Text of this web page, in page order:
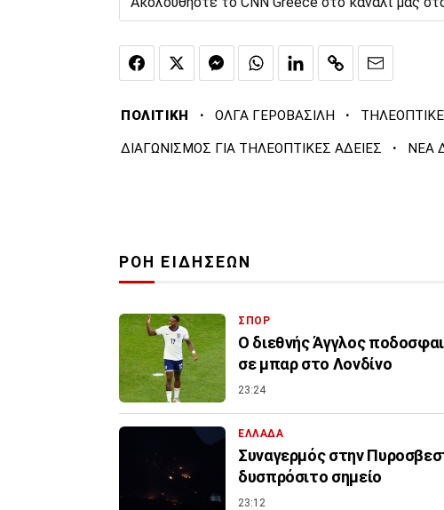
ΠΟΛΙΤΙΚΗ · ΟΛΓΑ ΓΕΡΟΒΑΣΙΛΗ ·
ΔΙΑΓΩΝΙΣΜΟΣ ΓΙΑ ΤΗΛΕΟΠΤΙΚΕΣ ΑΔΕΙΕΣ · ΝΕΑ
ΡΟΗ ΕΙΔΗΣΕΩΝ
ΣΠΟΡ
Ο διεθνής Άγγλος
σε μπαρ στο Λονδίνο
23:24
ΕΛΛΑΔΑ
Συναγερμός στην
δυσπρόσιτο σημείο
23:12